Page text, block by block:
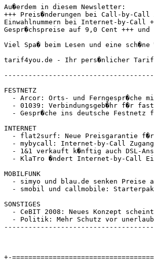
Au�erdem in diesem Newsletter:
+++ Preis�nderungen bei Call-by-Call
Einwahlnummern bei Internet-by-Call
Gespr�chspreise auf 9,0 Cent +++
Viel Spa� beim Lesen und eine sch�ne
tarif4you.de - Ihr pers�nlicher
FESTNETZ
- Arcor: Orts- und Ferngespr�che
- 01039: Verbindungsgeb�hr f�r
- Gespr�che ins deutsche Festnetz
INTERNET
- flat2surf: Neue Preisgarantie
- mybycall: Internet-by-Call
- 1&1 verkauft k�nftig auch DSL-
- KlaTro �ndert Internet-by-Call
MOBILFUNK
- simyo und blau.de senken Preise
- smobil und callmobile:
SONSTIGES
- CeBIT 2008: Neues Konzept
- Politik: Mehr Schutz vor
+-